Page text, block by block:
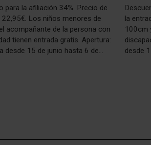
para la afiliación 34%. Precio de
22,95€. Los niños menores de
acompañante de la persona con
tienen entrada gratis. Apertura:
desde 15 de junio hasta 6 de
la
100cm
desde